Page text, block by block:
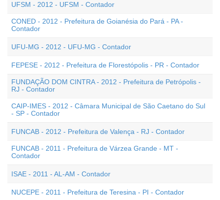
UFSM - 2012 - UFSM - Contador
CONED - 2012 - Prefeitura de Goianésia do Pará - PA -
Contador
UFU-MG - 2012 - UFU-MG - Contador
FEPESE - 2012 - Prefeitura de Florestópolis - PR - Contador
FUNDAÇÃO DOM CINTRA - 2012 - Prefeitura de Petrópolis -
RJ - Contador
CAIP-IMES - 2012 - Câmara Municipal de São Caetano do Sul
- SP - Contador
FUNCAB - 2012 - Prefeitura de Valença - RJ - Contador
FUNCAB - 2011 - Prefeitura de Várzea Grande - MT -
Contador
ISAE - 2011 - AL-AM - Contador
NUCEPE - 2011 - Prefeitura de Teresina - PI - Contador